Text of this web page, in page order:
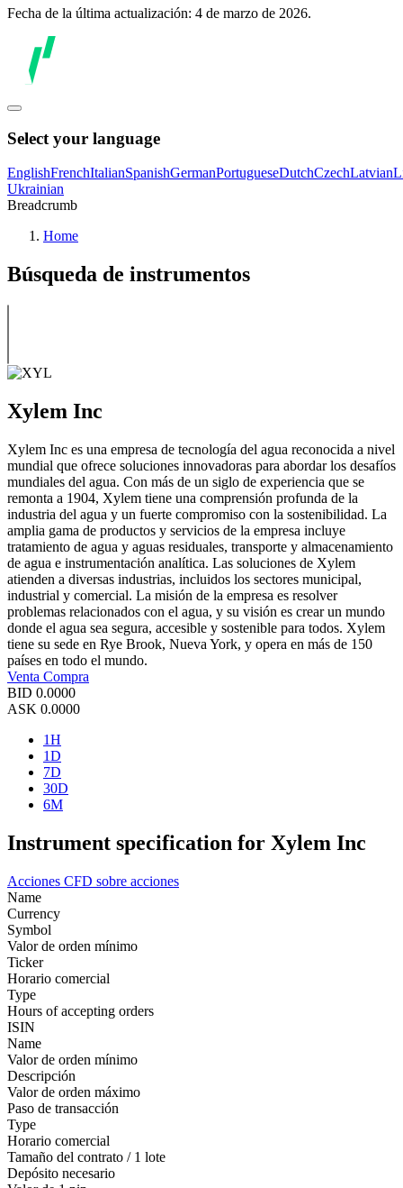
Fecha de la última actualización: 4 de marzo de 2026.
Select your language
EnglishFrenchItalianSpanishGermanPortugueseDutchCzechLatvian
Ukrainian
Breadcrumb
Home
Búsqueda de instrumentos
Xylem Inc
Xylem Inc es una empresa de tecnología del agua reconocida a nivel
mundial que ofrece soluciones innovadoras para abordar los desafíos
mundiales del agua. Con más de un siglo de experiencia que se
remonta a 1904, Xylem tiene una comprensión profunda de la
industria del agua y un fuerte compromiso con la sostenibilidad. La
amplia gama de productos y servicios de la empresa incluye
tratamiento de agua y aguas residuales, transporte y almacenamiento
de agua e instrumentación analítica. Las soluciones de Xylem
atienden a diversas industrias, incluidos los sectores municipal,
industrial y comercial. La misión de la empresa es resolver
problemas relacionados con el agua, y su visión es crear un mundo
donde el agua sea segura, accesible y sostenible para todos. Xylem
tiene su sede en Rye Brook, Nueva York, y opera en más de 150
países en todo el mundo.
Venta Compra
BID 0.0000
ASK 0.0000
1H
1D
7D
30D
6M
Instrument specification for Xylem Inc
Acciones CFD sobre acciones
Name
Currency
Symbol
Valor de orden mínimo
Ticker
Horario comercial
Type
Hours of accepting orders
ISIN
Name
Valor de orden mínimo
Descripción
Valor de orden máximo
Paso de transacción
Type
Horario comercial
Tamaño del contrato / 1 lote
Depósito necesario